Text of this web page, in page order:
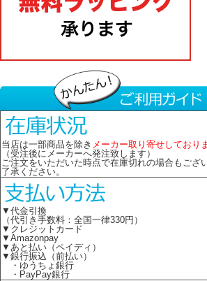
当店は一部商品を除き メーカー取り寄せしており
（受注後にメーカーへ発注致します）
ご注文をいただいた時点で在庫切れの場合もござ
了承ください。
▼代金引換
（代引き手数料：全国一律330円）
▼クレジットカード
▼Amazonpay
▼あと払い（ペイディ）
▼銀行振込（前払い）
・ゆうちょ銀行
・PayPay銀行